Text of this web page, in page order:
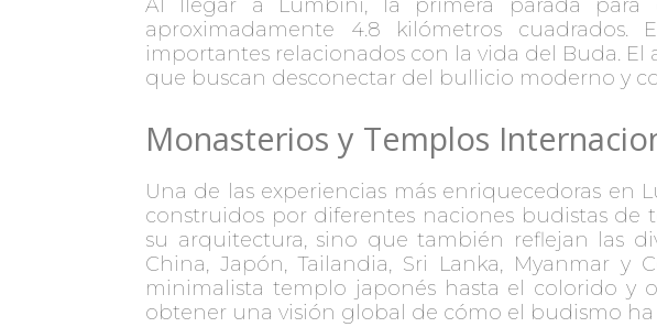
Al llegar a Lumbini, la primera parada para
aproximadamente 4.8 kilómetros
importantes relacionados con la vida del Buda.
que buscan desconectar del bullicio moderno y
Monasterios y Templos
Una de las experiencias más enriquecedoras en
construidos por diferentes naciones budistas
su arquitectura, sino que también reflejan las
China, Japón, Tailandia, Sri Lanka, Myanmar
minimalista templo japonés hasta el colorido y
obtener una visión global de cómo el budismo